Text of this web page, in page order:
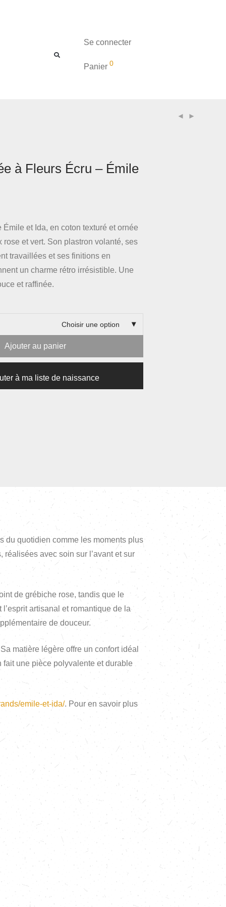
Se connecter
Panier 0
à Fleurs Écru – Émile
et Ida, en coton texturé et ornée
rose et vert. Son plastron volanté, ses
travaillées et ses finitions en
un charme rétro irrésistible. Une
et raffinée.
Choisir une option
Ajouter au panier
à ma liste de naissance
du quotidien comme les moments plus
avec soin sur l’avant et sur
de grébiche rose, tandis que le
artisanal et romantique de la
de douceur.
matière légère offre un confort idéal
une pièce polyvalente et durable
emile-et-ida/. Pour en savoir plus